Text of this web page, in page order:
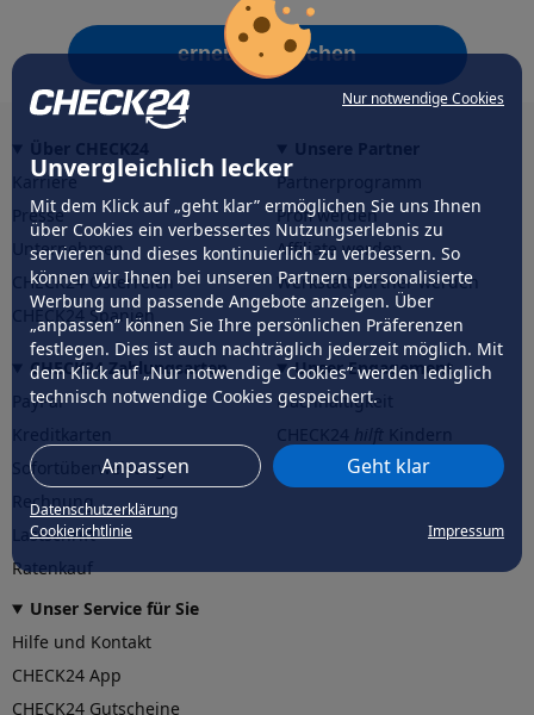
Nur notwendige Cookies
Unvergleichlich lecker
Mit dem Klick auf „geht klar” ermöglichen Sie uns Ihnen
über Cookies ein verbessertes Nutzungserlebnis zu
servieren und dieses kontinuierlich zu verbessern. So
können wir Ihnen bei unseren Partnern personalisierte
Werbung und passende Angebote anzeigen. Über
„anpassen” können Sie Ihre persönlichen Präferenzen
festlegen. Dies ist auch nachträglich jederzeit möglich. Mit
dem Klick auf „Nur notwendige Cookies” werden lediglich
technisch notwendige Cookies gespeichert.
Anpassen Geht klar
Datenschutzerklärung
Cookierichtlinie
Impressum
erneut versuchen
Karriere
Presse
Unternehmen
CHECK24 Österreich
CHECK24 Spanien
Partnerprogramm
Profi werden
Affiliate werden
Werkstattpartner werden
CHECK24 Zahlungsarten
PayPal
Sofortüberweisung
Rechnung
Lastschrift
Ratenkauf
Unser Engagement
Nachhaltigkeit
CHECK24hilftder Natur
Unser Service für Sie
Hilfe und Kontakt
CHECK24 App
CHECK24 Gutscheine